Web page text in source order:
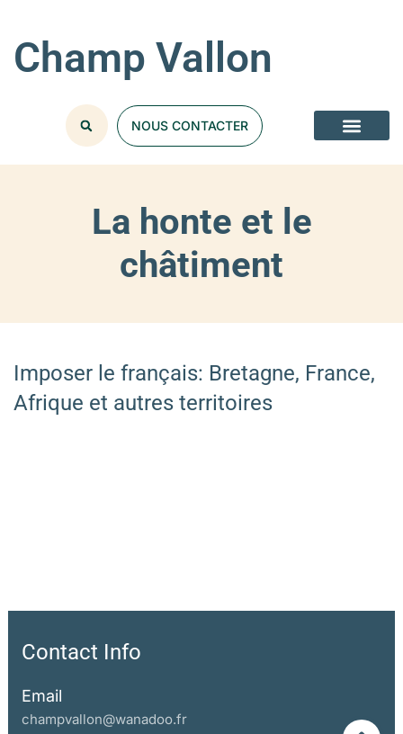
Champ Vallon
NOUS CONTACTER
La honte et le
châtiment
Imposer le français: Bretagne, France,
Afrique et autres territoires
Contact Info
Email
champvallon@wanadoo.fr